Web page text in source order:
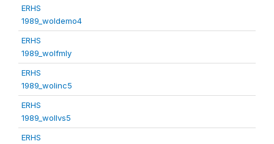
ERHS
1989_woldemo4
ERHS
1989_wolfmly
ERHS
1989_wolinc5
ERHS
1989_wollvs5
ERHS